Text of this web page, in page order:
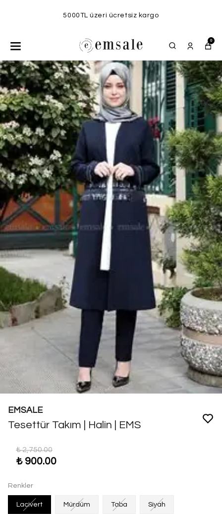
5000TL üzeri ücretsiz kargo
0
EMSALE
Tesettür Takım | Halin | EMS
₺ 2,750.00
₺ 900.00
Renkler
Lacivert Mürdüm Taba Siyah